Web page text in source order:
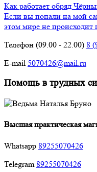
Как работает обряд
Если вы попали на мой
этом мире не происходит
Телефон (09.00 - 22.00) 8
E-mail 5070426@mail.ru
Помощь в трудных
Высшая практическая
Whatsapp 89255070426
Telegram 89255070426